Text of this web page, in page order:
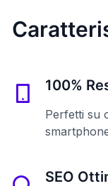
100%
Perfetti su
SEO